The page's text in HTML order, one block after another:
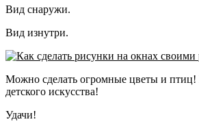
Вид снаружи.
Вид изнутри.
Можно сделать огромные цветы и
детского искусства!
Удачи!